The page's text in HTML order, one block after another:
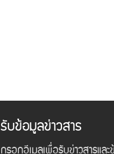
รับข้อมูลข่าวสาร
กรอกอีเมลเพื่อรับข่าวสารแล